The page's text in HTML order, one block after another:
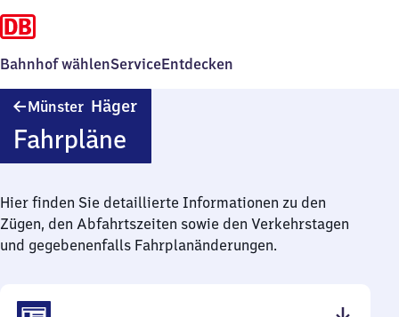
Bahnhof wählenServiceEntdecken
Münster Häger
Fahrpläne
Hier finden Sie detaillierte Informationen zu den
Zügen, den Abfahrtszeiten sowie den Verkehrstagen
und gegebenenfalls Fahrplanänderungen.